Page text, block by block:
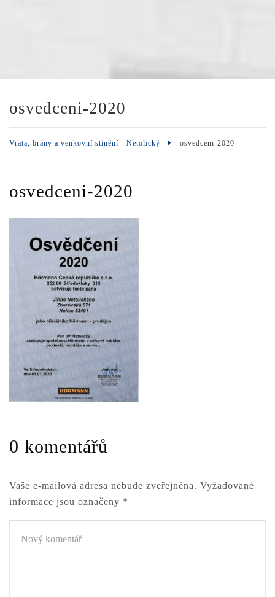
osvedceni-2020
Vrata, brány a venkovní stínění - Netolický osvedceni-2020
osvedceni-2020
0 komentářů
Vaše e-mailová adresa nebude zveřejněna. Vyžadované
informace jsou označeny *
komentář*